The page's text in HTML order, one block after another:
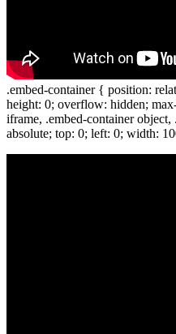
.embed-container { position:
height: 0; overflow: hidden;
iframe, .embed-container
absolute; top: 0; left: 0; width: